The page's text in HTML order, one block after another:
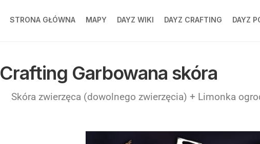
STRONA GŁÓWNA MAPY
LIVONIA
ESSEKER
DAYZ WIKI DAYZ CRAFTING
PL
CRAFTING
DAYZ
Crafting Garbowana skóra
Skóra zwierzęca (dowolnego zwierzęcia) + Limonka